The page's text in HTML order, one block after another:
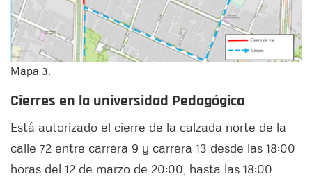
Mapa 3.
Cierres en la universidad Pedagógica
Está autorizado el cierre de la calzada norte de la
calle 72 entre carrera 9 y carrera 13 desde las 18:00
horas del 12 de marzo de 20:00, hasta las 18:00